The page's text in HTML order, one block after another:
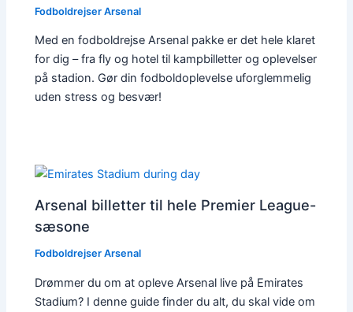
Fodboldrejser Arsenal
Med en fodboldrejse Arsenal pakke er det hele klaret
for dig – fra fly og hotel til kampbilletter og oplevelser
på stadion. Gør din fodboldoplevelse uforglemmelig
uden stress og besvær!
Arsenal billetter til hele Premier League-
sæsone
Fodboldrejser Arsenal
Drømmer du om at opleve Arsenal live på Emirates
Stadium? I denne guide finder du alt, du skal vide om